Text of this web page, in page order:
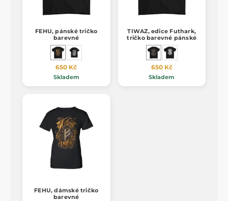
FEHU, pánské tričko
barevné
650 Kč
Skladem
TIWAZ, edice Futhark,
tričko barevné pánské
650 Kč
Skladem
FEHU, dámské tričko
barevné